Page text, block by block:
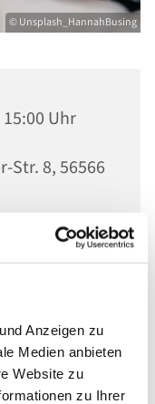
Anzeigen zu
Medien anbieten
Website zu
zu Ihrer
© Unsplash_HannahBusing
Uhr
Str. 8, 56566